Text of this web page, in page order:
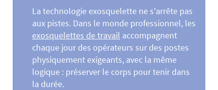
La technologie exosquelette ne s'arrête pas
aux pistes. Dans le monde professionnel, les
exosquelettes de travail accompagnent
chaque jour des opérateurs sur des postes
physiquement exigeants, avec la même
logique : préserver le corps pour tenir dans
la durée.